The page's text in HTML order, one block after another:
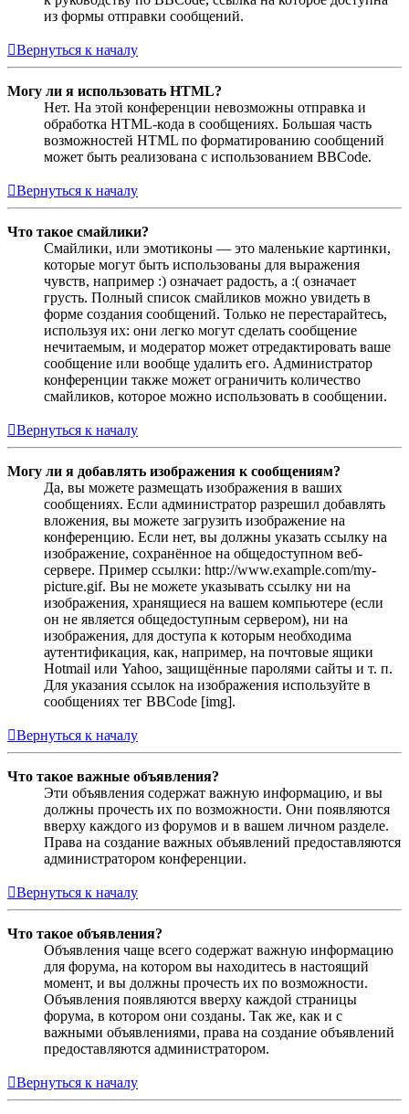
из формы отправки сообщений.
Вернуться к началу
Могу ли я использовать HTML?
Нет. На этой конференции невозможны отправка и
обработка HTML-кода в сообщениях. Большая часть
возможностей HTML по форматированию сообщений
может быть реализована с использованием BBCode.
Вернуться к началу
Что такое смайлики?
Смайлики, или эмотиконы — это маленькие картинки,
которые могут быть использованы для выражения
чувств, например :) означает радость, а :( означает
грусть. Полный список смайликов можно увидеть в
форме создания сообщений. Только не перестарайтесь,
используя их: они легко могут сделать сообщение
нечитаемым, и модератор может отредактировать ваше
сообщение или вообще удалить его. Администратор
конференции также может ограничить количество
смайликов, которое можно использовать в сообщении.
Вернуться к началу
Могу ли я добавлять изображения к сообщениям?
Да, вы можете размещать изображения в ваших
сообщениях. Если администратор разрешил добавлять
вложения, вы можете загрузить изображение на
конференцию. Если нет, вы должны указать ссылку на
изображение, сохранённое на общедоступном веб-
сервере. Пример ссылки: http://www.example.com/my-
picture.gif. Вы не можете указывать ссылку ни на
изображения, хранящиеся на вашем компьютере (если
он не является общедоступным сервером), ни на
изображения, для доступа к которым необходима
аутентификация, как, например, на почтовые ящики
Hotmail или Yahoo, защищённые паролями сайты и т. п.
Для указания ссылок на изображения используйте в
сообщениях тег BBCode [img].
Вернуться к началу
Что такое важные объявления?
Эти объявления содержат важную информацию, и вы
должны прочесть их по возможности. Они появляются
вверху каждого из форумов и в вашем личном разделе.
Права на создание важных объявлений предоставляются
администратором конференции.
Вернуться к началу
Что такое объявления?
Объявления чаще всего содержат важную информацию
для форума, на котором вы находитесь в настоящий
момент, и вы должны прочесть их по возможности.
Объявления появляются вверху каждой страницы
форума, в котором они созданы. Так же, как и с
важными объявлениями, права на создание объявлений
предоставляются администратором.
Вернуться к началу